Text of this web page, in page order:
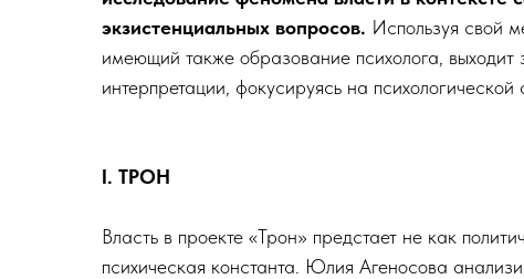
экзистенциальных вопросов. Используя свой
имеющий также образование психолога,
интерпретации, фокусируясь на
I. ТРОН
Власть в проекте «Трон» предстает не как
психическая константа. Юлия Агеносова